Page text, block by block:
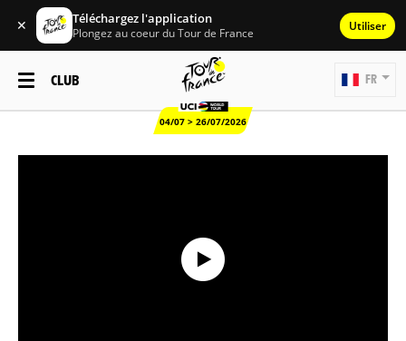
✕ Téléchargez l'application
Plongez au coeur du Tour de France Utiliser
CLUB
04/07 > 26/07/2026
FR